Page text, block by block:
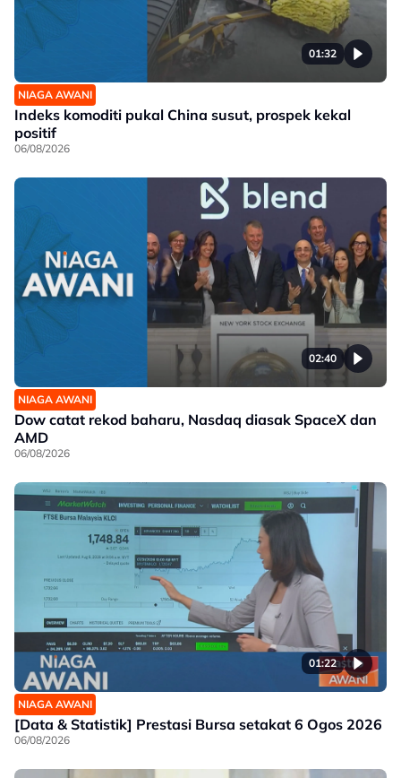
01:32
NIAGA AWANI
Indeks komoditi pukal China susut, prospek kekal
positif
06/08/2026
02:40
NIAGA AWANI
Dow catat rekod baharu, Nasdaq diasak SpaceX dan
AMD
06/08/2026
01:22
NIAGA AWANI
[Data & Statistik] Prestasi Bursa setakat 6 Ogos 2026
06/08/2026